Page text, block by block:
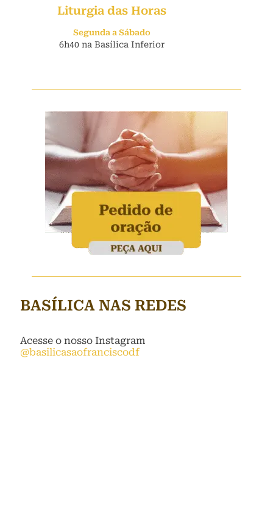
Liturgia das Horas
Segunda a Sábado
6h40 na Basílica Inferior
BASÍLICA NAS REDES
Acesse o nosso Instagram
@basilicasaofranciscodf